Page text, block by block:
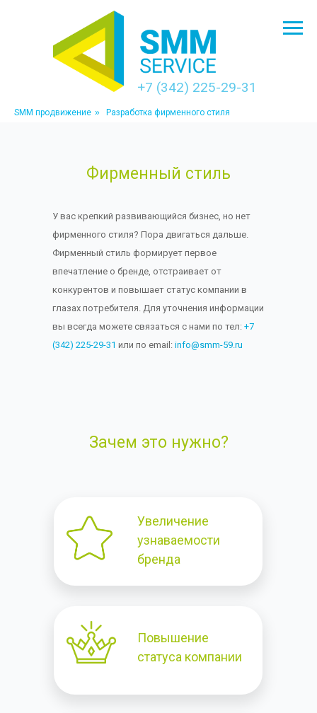
+7 (342) 225-29-31
SMM продвижение » Разработка фирменного стиля
Фирменный стиль
У вас крепкий развивающийся бизнес, но нет
фирменного стиля? Пора двигаться дальше.
Фирменный стиль формирует первое
впечатление о бренде, отстраивает от
конкурентов и повышает статус компании в
глазах потребителя. Для уточнения информации
вы всегда можете связаться с нами по тел: +7
(342) 225-29-31 или по email: info@smm-59.ru
Зачем это нужно?
Увеличение
узнаваемости
бренда
Повышение
статуса компании